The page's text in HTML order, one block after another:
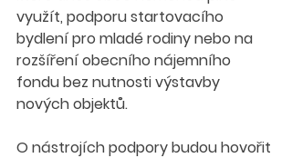
využít, podporu startovacího
bydlení pro mladé rodiny nebo na
rozšíření obecního nájemního
fondu bez nutnosti výstavby
nových objektů.
O nástrojích podpory budou hovořit